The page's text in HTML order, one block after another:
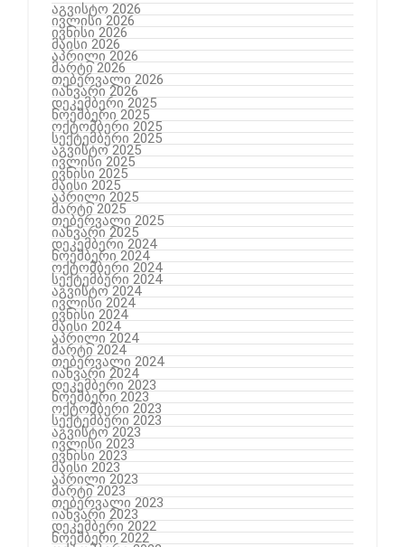
აგვისტო 2026
ივლისი 2026
ივნისი 2026
მაისი 2026
აპრილი 2026
მარტი 2026
თებერვალი 2026
იანვარი 2026
დეკემბერი 2025
ნოემბერი 2025
ოქტომბერი 2025
სექტემბერი 2025
აგვისტო 2025
ივლისი 2025
ივნისი 2025
მაისი 2025
აპრილი 2025
მარტი 2025
თებერვალი 2025
იანვარი 2025
დეკემბერი 2024
ნოემბერი 2024
ოქტომბერი 2024
სექტემბერი 2024
აგვისტო 2024
ივლისი 2024
ივნისი 2024
მაისი 2024
აპრილი 2024
მარტი 2024
თებერვალი 2024
იანვარი 2024
დეკემბერი 2023
ნოემბერი 2023
ოქტომბერი 2023
სექტემბერი 2023
აგვისტო 2023
ივლისი 2023
ივნისი 2023
მაისი 2023
აპრილი 2023
მარტი 2023
თებერვალი 2023
იანვარი 2023
დეკემბერი 2022
ნოემბერი 2022